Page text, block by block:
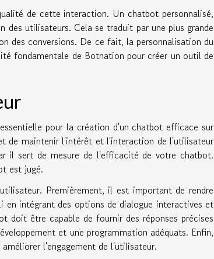
de cette interaction. Un chatbot personnalisé,
utilisateurs. Cela se traduit par une plus grande
des conversions. De ce fait, la personnalisation du
fondamentale de Botnation pour créer un outil de
pour la création d'un chatbot efficace sur
de maintenir l'intérêt et l'interaction de l'utilisateur
il sert de mesure de l'efficacité de votre chatbot.
est jugé.
Premièrement, il est important de rendre
intégrant des options de dialogue interactives et
doit être capable de fournir des réponses précises
et une programmation adéquats. Enfin,
l'engagement de l'utilisateur.